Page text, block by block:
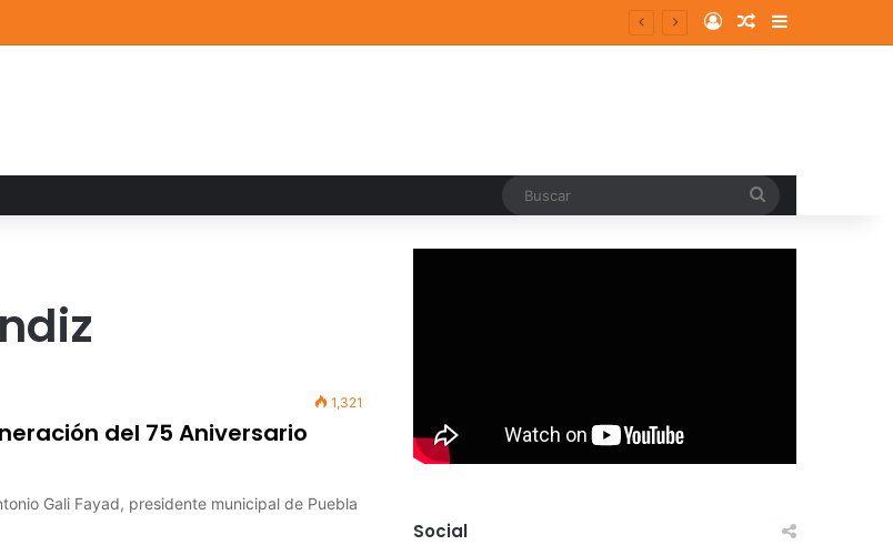
destacan en el MUTVI 2026 Log InRandom Article
Sidebar
1,321
del 75 Aniversario
Gali Fayad, presidente municipal de Puebla
Social